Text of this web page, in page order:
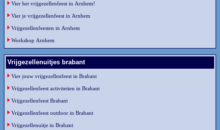
Vier het vrijgezellenfeest in Arnhem!
Vier je vrijgezellenfeest in Arnhem
Vrijgezellenfeesten in Arnhem
Workshop Arnhem
Vrijgezellenuitjes brabant
Vier jouw vrijgezellenfeest in Brabant
Vrijgezellenfeest activiteiten in Brabant
Vrijgezellenfeest Brabant
Vrijgezellenfeest outdoor in Brabant
Vrijgezellenuitje in Brabant